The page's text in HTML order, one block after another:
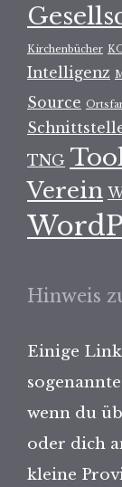
Kirchenbücher
Intelligenz
Source
TNG
Verein
Hinweis
Einige
wenn du
oder dich
kleine